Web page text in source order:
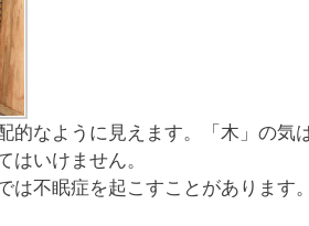
的なように見えます。「木」の気
はいけません。
は不眠症を起こすことがありま